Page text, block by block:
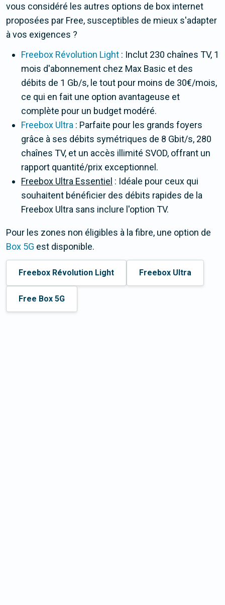
vous considéré les autres options de box internet
proposées par Free, susceptibles de mieux s'adapter
à vos exigences ?
Freebox Révolution Light : Inclut 230 chaînes TV, 1
mois d'abonnement chez Max Basic et des
débits de 1 Gb/s, le tout pour moins de 30€/mois,
ce qui en fait une option avantageuse et
complète pour un budget modéré.
Freebox Ultra : Parfaite pour les grands foyers
grâce à ses débits symétriques de 8 Gbit/s, 280
chaînes TV, et un accès illimité SVOD, offrant un
rapport quantité/prix exceptionnel.
Freebox Ultra Essentiel : Idéale pour ceux qui
souhaitent bénéficier des débits rapides de la
Freebox Ultra sans inclure l'option TV.
Pour les zones non éligibles à la fibre, une option de
Box 5G est disponible.
Freebox Révolution Light Freebox Ultra
Free Box 5G